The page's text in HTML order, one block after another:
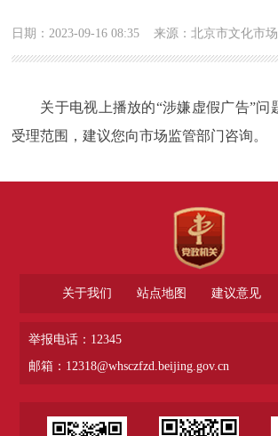
日期：2023-09-16 08:35 来源：北京市文化市
关于电视上播放的“涉嫌 虚假广告”问
受理范围，建议您向市场监管部门咨询。
关于我们 站点地图 建议意见
举报电话：12345
邮箱：12318@whsczfzd.beijing.gov.cn